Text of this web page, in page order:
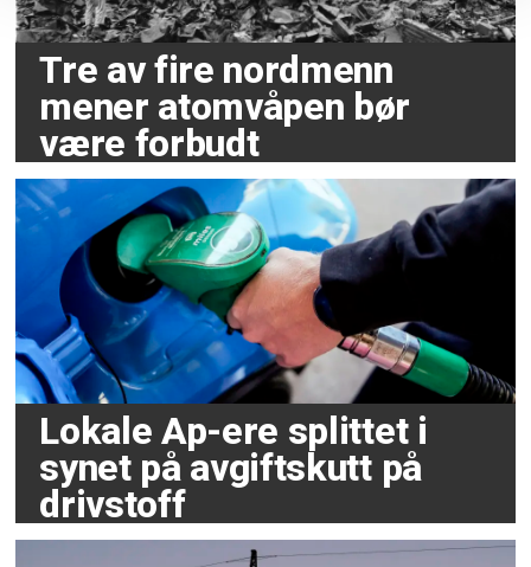
Tre av fire nordmenn
mener atomvåpen bør
være forbudt
Lokale Ap-ere splittet i
synet på avgiftskutt på
drivstoff